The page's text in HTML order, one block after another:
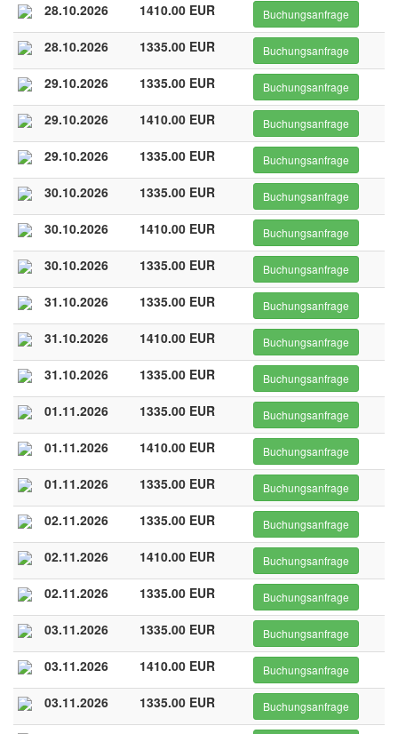
28.10.2026 1410.00 EUR Buchungsanfrage
28.10.2026 1335.00 EUR Buchungsanfrage
29.10.2026 1335.00 EUR Buchungsanfrage
29.10.2026 1410.00 EUR Buchungsanfrage
29.10.2026 1335.00 EUR Buchungsanfrage
30.10.2026 1335.00 EUR Buchungsanfrage
30.10.2026 1410.00 EUR Buchungsanfrage
30.10.2026 1335.00 EUR Buchungsanfrage
31.10.2026 1335.00 EUR Buchungsanfrage
31.10.2026 1410.00 EUR Buchungsanfrage
31.10.2026 1335.00 EUR Buchungsanfrage
01.11.2026 1335.00 EUR Buchungsanfrage
01.11.2026 1410.00 EUR Buchungsanfrage
01.11.2026 1335.00 EUR Buchungsanfrage
02.11.2026 1335.00 EUR Buchungsanfrage
02.11.2026 1410.00 EUR Buchungsanfrage
02.11.2026 1335.00 EUR Buchungsanfrage
03.11.2026 1335.00 EUR Buchungsanfrage
03.11.2026 1410.00 EUR Buchungsanfrage
03.11.2026 1335.00 EUR Buchungsanfrage